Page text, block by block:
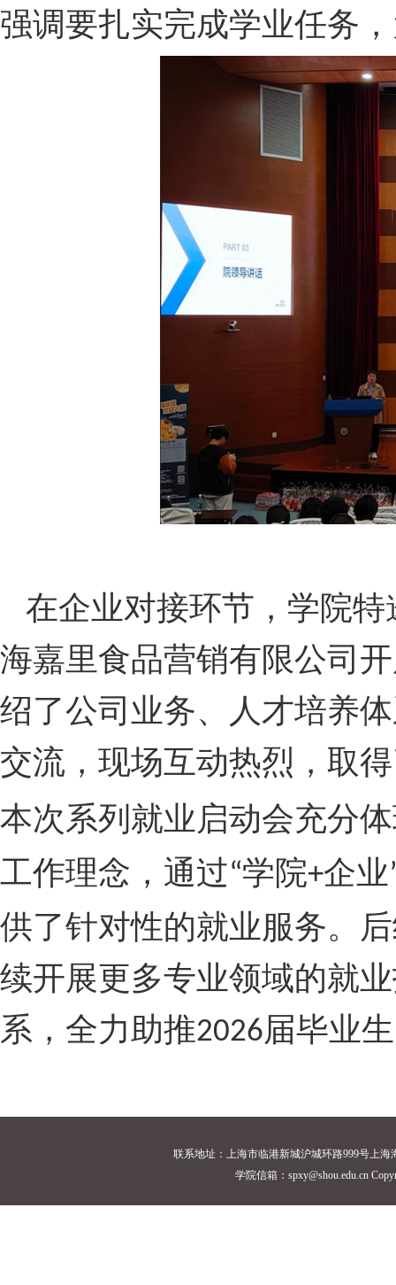
强调要扎实完成学业任务
在企业对接环节，学院
海嘉里食品营销有限公司
绍了公司业务、人才培养
交流，现场互动热烈，取
本次系列就业启动会充分
工作理念，通过“学院+企业
供了针对性的就业服务。
续开展更多专业领域的就
系，全力助推2026届毕业
联系地址：上海市临港新城沪城环路999号上
学院信箱：spxy@shou.edu.cn